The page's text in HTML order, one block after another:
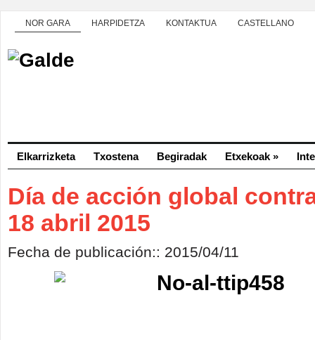
NOR GARA HARPIDETZA KONTAKTUA CASTELLANO
Elkarrizketa Txostena Begiradak Etxekoak »
Día de acción global
18 abril 2015
Fecha de publicación:: 2015/04/11